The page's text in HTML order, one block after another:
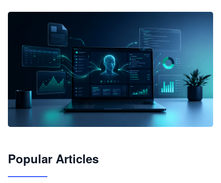
JimoClaw 桌面 AI Agent 工作台
Popular Articles